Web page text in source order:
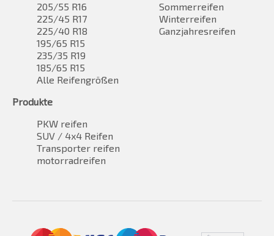
205/55 R16
225/45 R17
225/40 R18
195/65 R15
235/35 R19
185/65 R15
Alle Reifengrößen
Sommerreifen
Winterreifen
Ganzjahresreifen
Produkte
PKW reifen
SUV / 4x4 Reifen
Transporter reifen
motorradreifen